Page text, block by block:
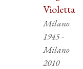
Violetta
Milano
1945 -
Milano
2010